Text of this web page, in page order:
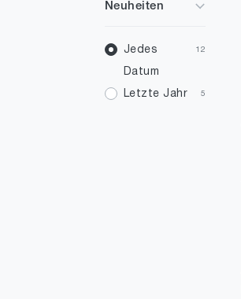
46 1
Neuheiten
Jedes
Datum
12
Letzte Jahr 5